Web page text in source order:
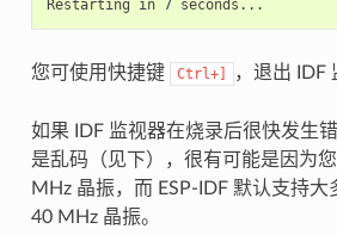
您可使用快捷键 Ctrl+] ，退出 IDF
如果 IDF 监视器在烧录后很快发生
是乱码（见下），很有可能是因为
MHz 晶振，而 ESP-IDF 默认支持大
40 MHz 晶振。